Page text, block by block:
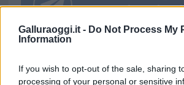
Galluraoggi.it - Do Not Process My
Information
If you wish to opt-out of the sale, sharing
processing of your personal or sensitive
Entra nel canale
GalluraOggi.it